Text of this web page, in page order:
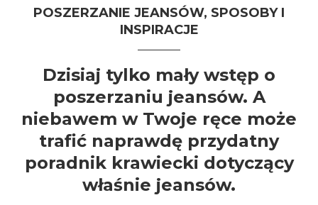
POSZERZANIE JEANSÓW, SPOSOBY I
INSPIRACJE
Dzisiaj tylko mały wstęp o
poszerzaniu jeansów. A
niebawem w Twoje ręce może
trafić naprawdę przydatny
poradnik krawiecki dotyczący
właśnie jeansów.